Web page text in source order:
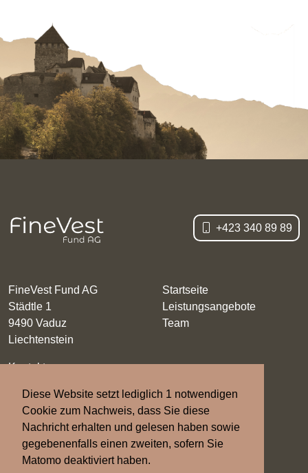
Diese Website setzt lediglich 1 notwendigen
Cookie zum Nachweis, dass Sie diese
Nachricht erhalten und gelesen haben sowie
gegebenenfalls einen zweiten, sofern Sie
Matomo deaktiviert haben.
+423 340 89 89
FineVest Fund AG
Städtle 1
9490 Vaduz
Liechtenstein
Startseite
Leistungsangebote
Team
Kontakt
Datenschutz